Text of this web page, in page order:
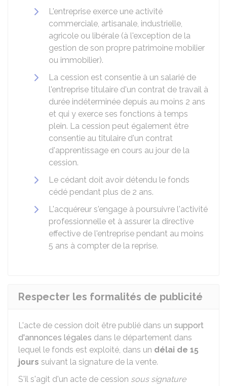
L'entreprise exerce une activité
commerciale, artisanale, industrielle,
agricole ou libérale (à l'exception de la
gestion de son propre patrimoine mobilier
ou immobilier).
La cession est consentie à un salarié de
l'entreprise titulaire d'un contrat de travail à
durée indéterminée depuis au moins 2 ans
et qui y exerce ses fonctions à temps
plein. La cession peut également être
consentie au titulaire d'un contrat
d'apprentissage en cours au jour de la
cession.
Le cédant doit avoir détendu le fonds
cédé pendant plus de 2 ans.
L'acquéreur s'engage à poursuivre l'activité
professionnelle et à assurer la directive
effective de l'entreprise pendant au moins
5 ans à compter de la reprise.
Respecter les formalités de publicité
L'acte de cession doit être publié dans un support
d'annonces légales dans le département dans
lequel le fonds est exploité, dans un délai de 15
jours suivant la signature de la vente.
S'il s'agit d'un acte de cession sous signature